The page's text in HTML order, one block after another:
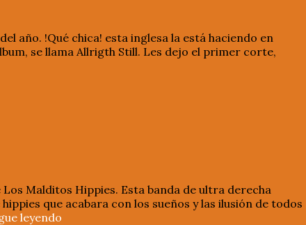
año. !Qué chica! esta inglesa la está haciendo en
se llama Allrigth Still. Les dejo el primer corte,
Malditos Hippies. Esta banda de ultra derecha
que acabara con los sueños y las ilusión de todos
leyendo